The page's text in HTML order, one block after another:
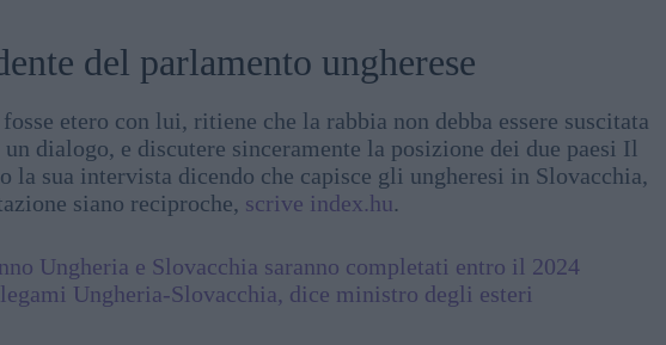
del parlamento ungherese
etero con lui, ritiene che la rabbia non debba essere suscitata
dialogo, e discutere sinceramente la posizione dei due paesi Il
sua intervista dicendo che capisce gli ungheresi in Slovacchia,
siano reciproche, scrive index.hu.
Ungheria e Slovacchia saranno completati entro il 2024
Ungheria-Slovacchia, dice ministro degli esteri